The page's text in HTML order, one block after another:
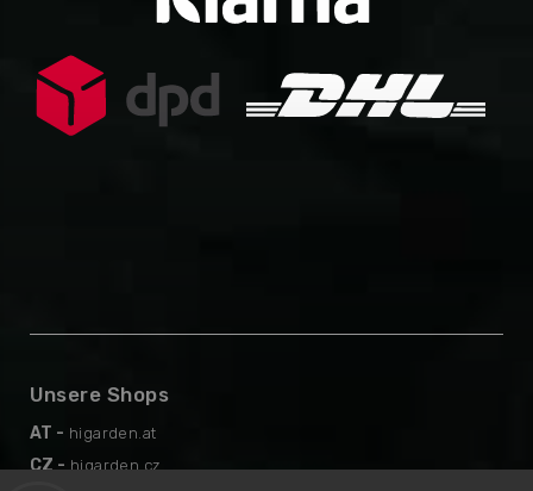
Unsere Shops
AT - higarden.at
CZ - higarden.cz